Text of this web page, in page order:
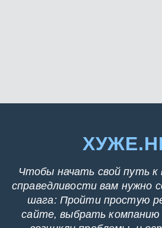
Чтобы начать свой путь к
справедливости вам нужно
шага: Пройти простую
сайте, выбрать компанию